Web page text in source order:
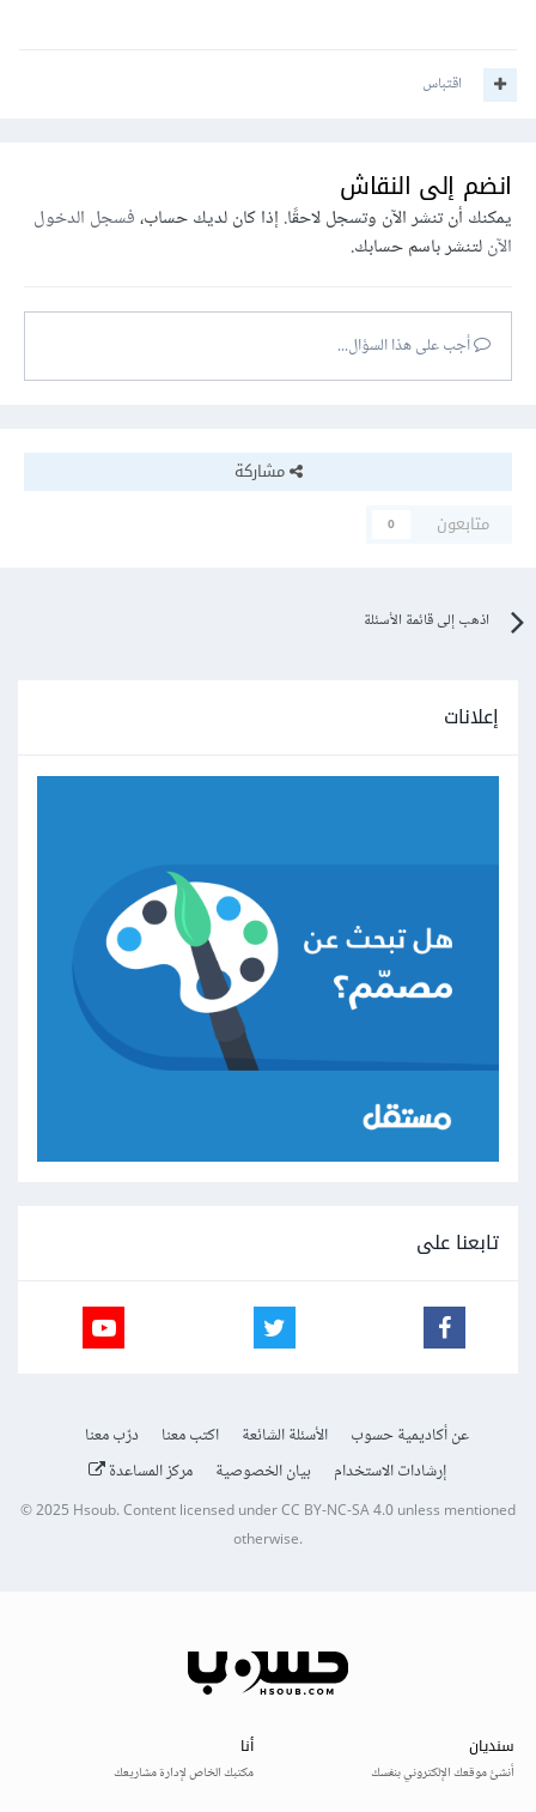
اقتباس
انضم إلى النقاش
يمكنك أن تنشر الآن وتسجل لاحقًا. إذا كان لديك حساب،فسجل الدخول
الآنلتنشر باسم حسابك.
أجب على هذا السؤال...
مشاركة
متابعون
0
اذهب إلى قائمة الأسئلة
إعلانات
تابعنا على
عن أكاديمية حسوب الأسئلة الشائعة اكتب معنا
درّب معنا
إرشادات الاستخدام
بيان الخصوصية مركز المساعدة
© 2025Hsoub.Content licensed underCC BY-NC-SA 4.0unless mentioned
otherwise.